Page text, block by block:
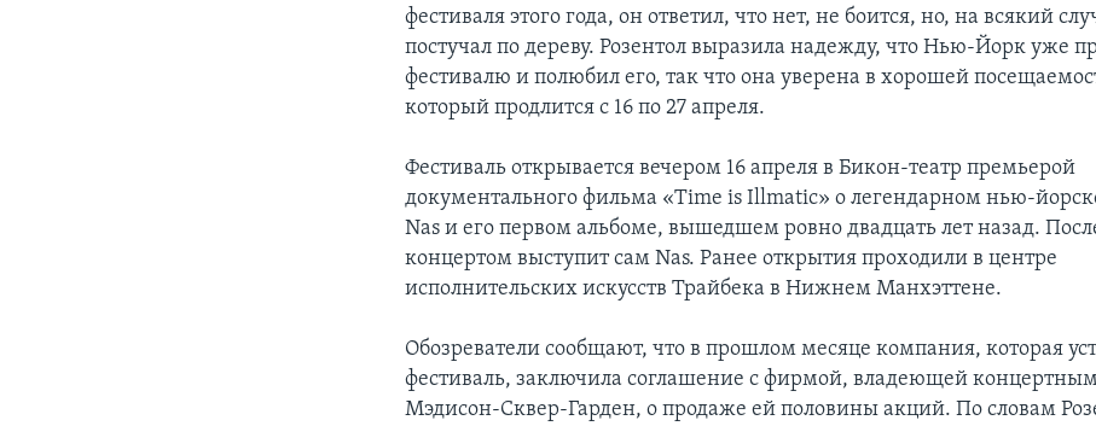
фестиваля этого года, он ответил, что нет, не боится, но, на всякий
постучал по дереву. Розентол выразила надежду, что Нью-Йорк уже
фестивалю и полюбил его, так что она уверена в хорошей
который продлится с 16 по 27 апреля.
Фестиваль открывается вечером 16 апреля в Бикон-театр премьерой
документального фильма «Time is Illmatic» о легендарном нью-
Nas и его первом альбоме, вышедшем ровно двадцать лет назад.
концертом выступит сам Nas. Ранее открытия проходили в центре
исполнительских искусств Трайбека в Нижнем Манхэттене.
Обозреватели сообщают, что в прошлом месяце компания, которая
фестиваль, заключила соглашение с фирмой, владеющей
Мэдисон-Сквер-Гарден, о продаже ей половины акций. По словам